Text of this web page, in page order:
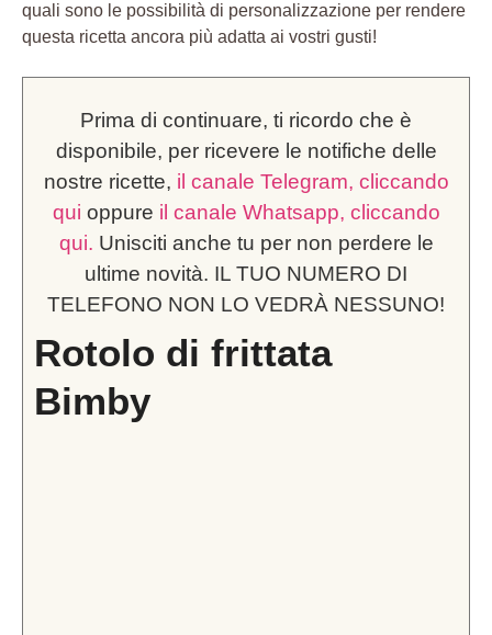
quali sono le possibilità di personalizzazione per rendere
questa ricetta ancora più adatta ai vostri gusti!
Prima di continuare, ti ricordo che è
disponibile, per ricevere le notifiche delle
nostre ricette, il canale Telegram, cliccando
qui oppure il canale Whatsapp, cliccando
qui. Unisciti anche tu per non perdere le
ultime novità. IL TUO NUMERO DI
TELEFONO NON LO VEDRÀ NESSUNO!
Rotolo di frittata
Bimby